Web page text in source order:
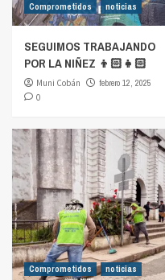
Comprometidos noticias
SEGUIMOS TRABAJANDO
POR LA NIÑEZ 👦🏻👧🏻
Muni Cobán
febrero 12, 2025
0
Comprometidos
noticias